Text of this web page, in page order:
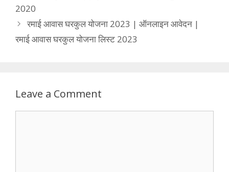
2020
रमाई आवास घरकुल योजना 2023 | ऑनलाइन आवेदन |
रमाई आवास घरकुल योजना लिस्ट 2023
Leave a Comment